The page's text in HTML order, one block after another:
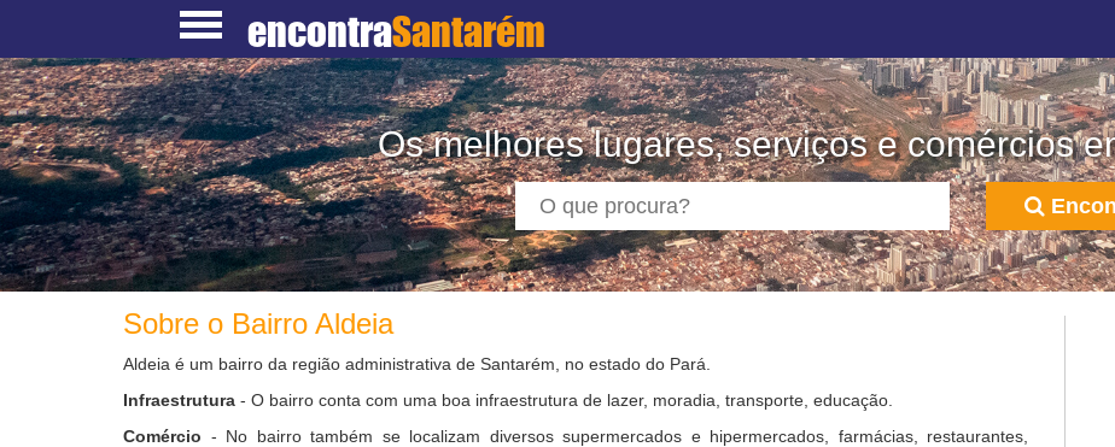
encontraSantarém
Os melhores lugares, serviços e comércios
Sobre o Bairro Aldeia
Aldeia é um bairro da região administrativa de Santarém, no estado do Pará.
Infraestrutura - O bairro conta com uma boa infraestrutura de lazer, moradia, transporte, educação.
Comércio - No bairro também se localizam diversos supermercados e hipermercados, farmácias, restaurantes,